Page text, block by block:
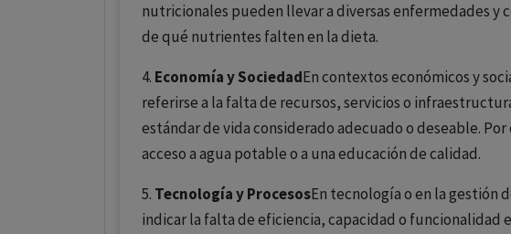
nutricionales pueden llevar a diversas enfermedades y
de qué nutrientes falten en la dieta.
4. Economía y SociedadEn contextos económicos y
referirse a la falta de recursos, servicios o
estándar de vida considerado adecuado o deseable.
acceso a agua potable o a una educación de calidad.
5. Tecnología y ProcesosEn tecnología o en la gestión
indicar la falta de eficiencia, capacidad o funcionalidad